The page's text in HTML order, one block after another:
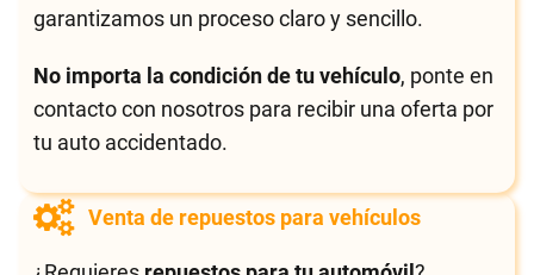
garantizamos un proceso claro y sencillo.
No importa la condición de tu vehículo, ponte en
contacto con nosotros para recibir una oferta por
tu auto accidentado.
Venta de repuestos para vehículos